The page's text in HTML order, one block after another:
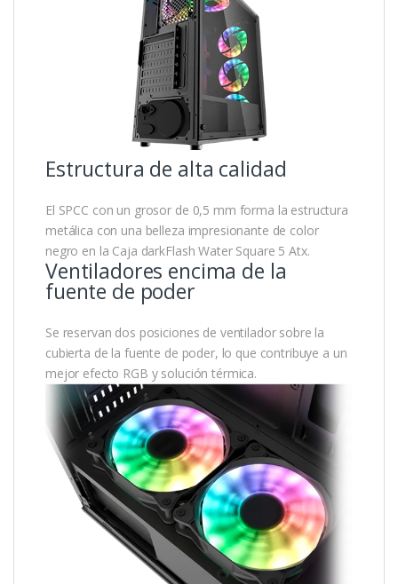
Estructura de alta calidad
El SPCC con un grosor de 0,5 mm forma la estructura
metálica con una belleza impresionante de color
negro en la Caja darkFlash Water Square 5 Atx.
Ventiladores encima de la
fuente de poder
Se reservan dos posiciones de ventilador sobre la
cubierta de la fuente de poder, lo que contribuye a un
mejor efecto RGB y solución térmica.